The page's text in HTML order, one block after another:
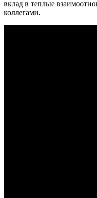
вклад в теплые
коллегами.